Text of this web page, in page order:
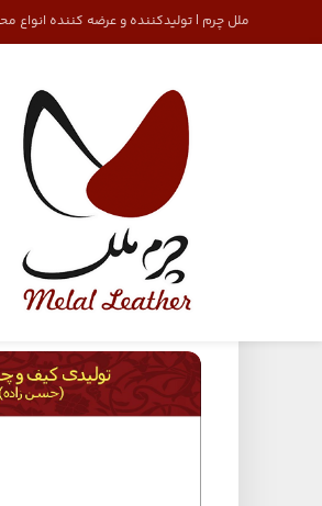
ملل چرم | تولیدکننده و عرضه کننده
خانه هدایای تبلیغاتی